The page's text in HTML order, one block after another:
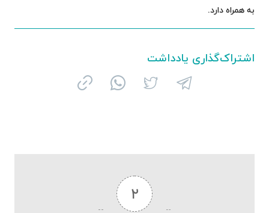
به همراه دارد.
اشتراک‌گذاری یادداشت
۲